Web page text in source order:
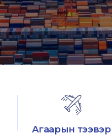
Агаарын тээвэр